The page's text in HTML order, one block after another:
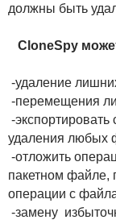
должны быть
CloneSpy
-удаление
-перемещения
-
удаления любых
-отложить
пакетном файле,
операции с
-замену